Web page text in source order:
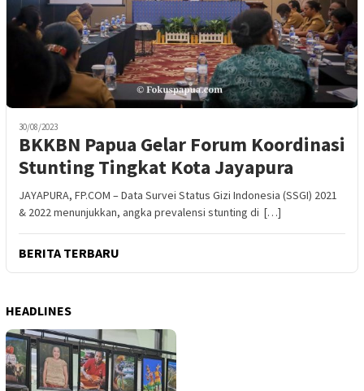
30/08/2023
BKKBN Papua Gelar Forum Koordinasi
Stunting Tingkat Kota Jayapura
JAYAPURA, FP.COM – Data Survei Status Gizi Indonesia (SSGI) 2021
& 2022 menunjukkan, angka prevalensi stunting di […]
BERITA TERBARU
HEADLINES